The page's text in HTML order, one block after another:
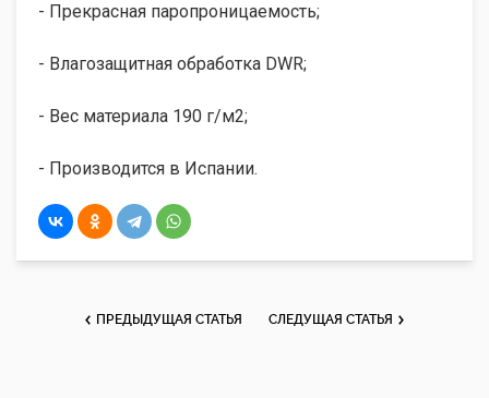
- Прекрасная паропроницаемость;
- Влагозащитная обработка DWR;
- Вес материала 190 г/м2;
- Производится в Испании.
ПРЕДЫДУЩАЯ СТАТЬЯ СЛЕДУЩАЯ СТАТЬЯ